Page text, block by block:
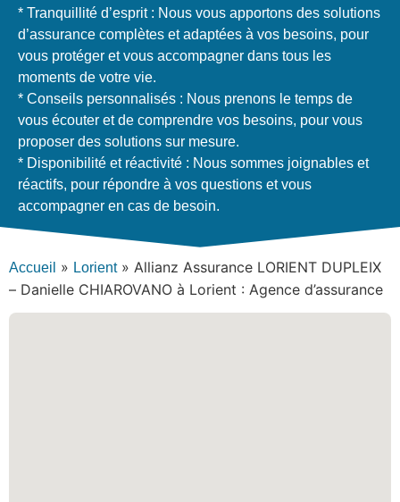
* Tranquillité d’esprit : Nous vous apportons des solutions
d’assurance complètes et adaptées à vos besoins, pour
vous protéger et vous accompagner dans tous les
moments de votre vie.
* Conseils personnalisés : Nous prenons le temps de
vous écouter et de comprendre vos besoins, pour vous
proposer des solutions sur mesure.
* Disponibilité et réactivité : Nous sommes joignables et
réactifs, pour répondre à vos questions et vous
accompagner en cas de besoin.
Accueil » Lorient» Allianz Assurance LORIENT DUPLEIX
– Danielle CHIAROVANO à Lorient : Agence d’assurance